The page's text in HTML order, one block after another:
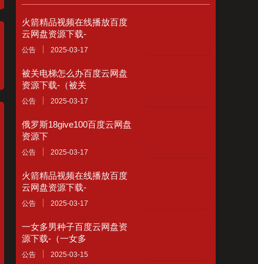
火箭精品视频在线播放百度
云网盘资源下载-
公告 2025-03-17
被关电梯怎么办百度云网盘
资源下载-（被关
公告 2025-03-17
俄罗斯18give100百度云网盘
资源下
公告 2025-03-17
火箭精品视频在线播放百度
云网盘资源下载-
公告 2025-03-17
一女多男种子百度云网盘资
源下载-（一女多
公告 2025-03-15